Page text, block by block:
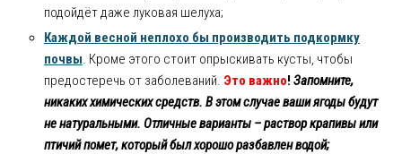
подойдёт даже луковая шелуха;
Каждой весной неплохо бы производить подкормку
почвы. Кроме этого стоит опрыскивать кусты, чтобы
предостеречь от заболеваний. Это важно! Запомните,
никаких химических средств. В этом случае ваши ягоды будут
не натуральными. Отличные варианты – раствор крапивы или
птичий помет, который был хорошо разбавлен водой;